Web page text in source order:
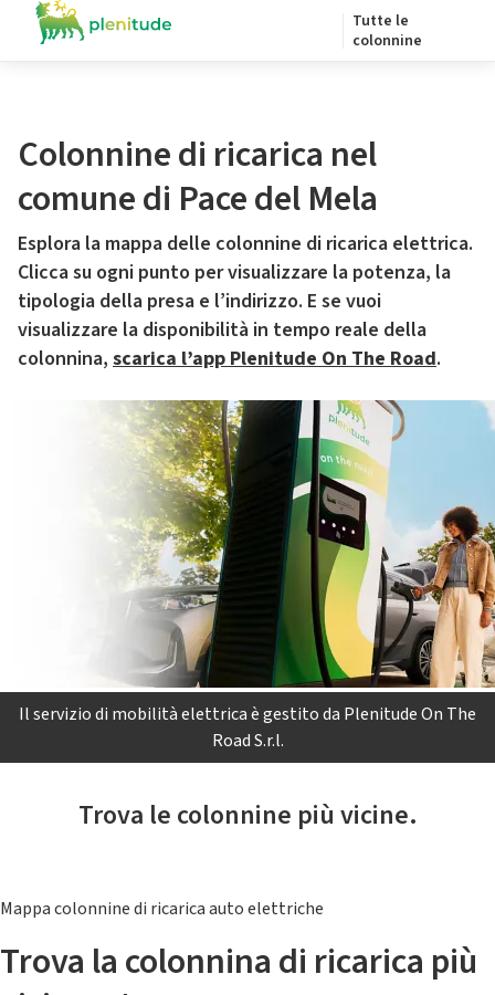
Tutte le
colonnine
Colonnine di ricarica nel
comune di Pace del Mela
Esplora la mappa delle colonnine di ricarica elettrica.
Clicca su ogni punto per visualizzare la potenza, la
tipologia della presa e l’indirizzo. E se vuoi
visualizzare la disponibilità in tempo reale della
colonnina, scarica l’app Plenitude On The Road.
Il servizio di mobilità elettrica è gestito da Plenitude On The
Road S.r.l.
Trova le colonnine più vicine.
Mappa colonnine di ricarica auto elettriche
Trova la colonnina di ricarica più